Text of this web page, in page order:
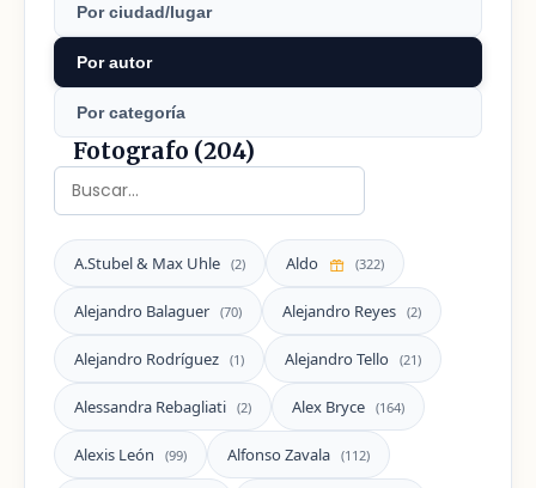
Por ciudad/lugar
Por autor
Por categoría
Fotografo (204)
A.Stubel & Max Uhle (2) Aldo (322)
Alejandro Balaguer (70) Alejandro Reyes (2)
Alejandro Rodríguez (1) Alejandro Tello (21)
Alessandra Rebagliati (2) Alex Bryce (164)
Alexis León (99) Alfonso Zavala (112)